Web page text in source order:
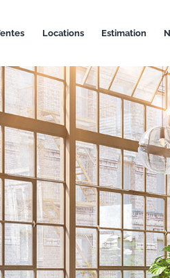
ventes locations estimation